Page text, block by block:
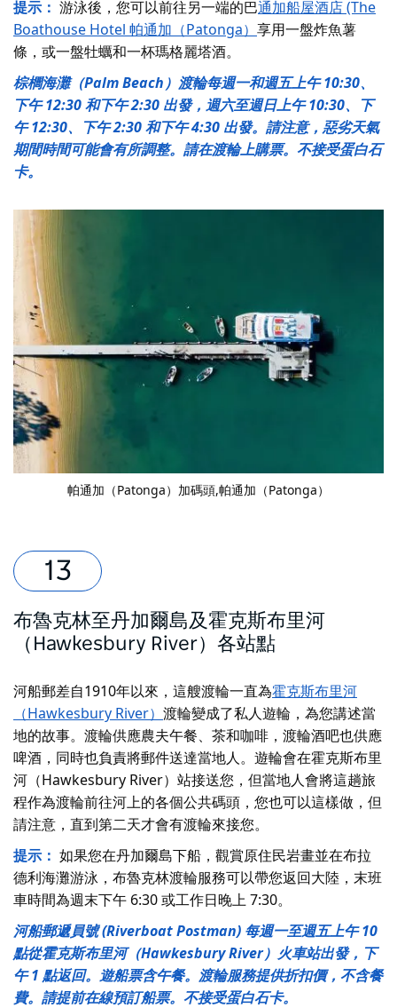
提示： 游泳後，您可以前往另一端的巴通加船屋酒店 (The
Boathouse Hotel 帕通加（Patonga） 享用一盤炸魚薯
條，或一盤牡蠣和一杯瑪格麗塔酒。
棕櫚海灘（Palm Beach）渡輪每週一和週五上午 10:30、
下午 12:30 和下午 2:30 出發，週六至週日上午 10:30、下
午 12:30、下午 2:30 和下午 4:30 出發。請注意，惡劣天氣
期間時間可能會有所調整。請在渡輪上購票。不接受蛋白石
卡。
帕通加（Patonga）加碼頭,帕通加（Patonga）
布魯克林至丹加爾島及霍克斯布里河
（Hawkesbury River）各站點
河船郵差自1910年以來，這艘渡輪一直為霍克斯布里河
（Hawkesbury River） 渡輪變成了私人遊輪，為您講述當
地的故事。渡輪供應農夫午餐、茶和咖啡，渡輪酒吧也供應
啤酒，同時也負責將郵件送達當地人。遊輪會在霍克斯布里
河（Hawkesbury River）站接送您，但當地人會將這趟旅
程作為渡輪前往河上的各個公共碼頭，您也可以這樣做，但
請注意，直到第二天才會有渡輪來接您。
提示： 如果您在丹加爾島下船，觀賞原住民岩畫並在布拉
德利海灘游泳，布魯克林渡輪服務可以帶您返回大陸，末班
車時間為週末下午 6:30 或工作日晚上 7:30。
河船郵遞員號 (Riverboat Postman) 每週一至週五上午 10
點從霍克斯布里河（Hawkesbury River）火車站出發，下
午 1 點返回。遊船票含午餐。渡輪服務提供折扣價，不含餐
費。請提前在線預訂船票。不接受蛋白石卡。